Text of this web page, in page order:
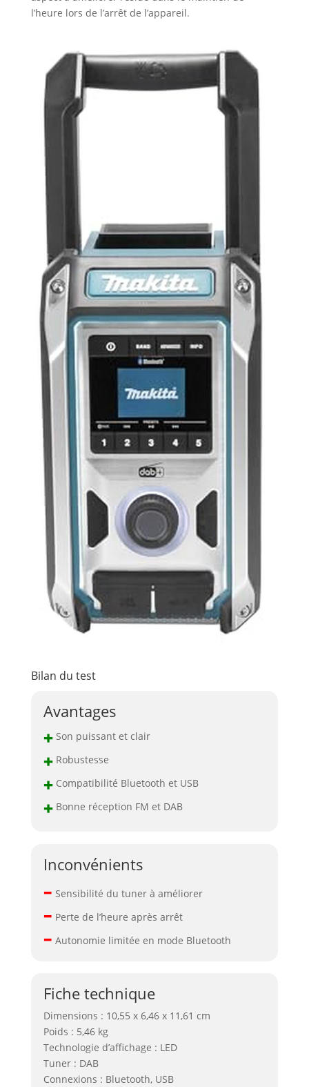
l’heure lors de l’arrêt de l’appareil.
Bilan du test
Avantages
+Son puissant et clair
+Robustesse
+Compatibilité Bluetooth et USB
+Bonne réception FM et DAB
Inconvénients
– Sensibilité du tuner à améliorer
– Perte de l’heure après arrêt
– Autonomie limitée en mode Bluetooth
Fiche technique
Dimensions : 10,55 x 6,46 x 11,61 cm
Poids : 5,46 kg
Technologie d’affichage : LED
Tuner : DAB
Connexions : Bluetooth, USB